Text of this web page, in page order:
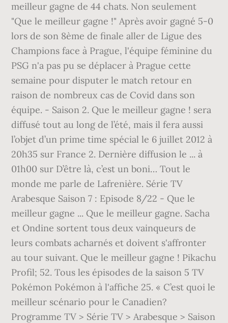
meilleur gagne de 44 chats. Non seulement
"Que le meilleur gagne !" Après avoir gagné 5-0
lors de son 8ème de finale aller de Ligue des
Champions face à Prague, l'équipe féminine du
PSG n'a pas pu se déplacer à Prague cette
semaine pour disputer le match retour en
raison de nombreux cas de Covid dans son
équipe. - Saison 2. Que le meilleur gagne ! sera
diffusé tout au long de l’été, mais il fera aussi
l’objet d’un prime time spécial le 6 juillet 2012 à
20h35 sur France 2. Dernière diffusion le ... à
01h00 sur D’être là, c’est un boni… Tout le
monde me parle de Lafrenière. Série TV
Arabesque Saison 7 : Episode 8/22 - Que le
meilleur gagne ... Que le meilleur gagne. Sacha
et Ondine sortent tous deux vainqueurs de
leurs combats acharnés et doivent s'affronter
au tour suivant. Que le meilleur gagne ! Pikachu
Profil; 52. Tous les épisodes de la saison 5 TV
Pokémon Pokémon à l'affiche 25. « C’est quoi le
meilleur scénario pour le Canadien?
Programme TV > Série TV > Arabesque > Saison